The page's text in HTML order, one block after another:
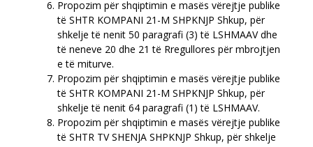
Propozim për shqiptimin e masës vërejtje publike
të SHTR KOMPANI 21-М SHPKNJP Shkup, për
shkelje të nenit 50 paragrafi (3) të LSHMAAV dhe
të neneve 20 dhe 21 të Rregullores për mbrojtjen
e të miturve.
Propozim për shqiptimin e masës vërejtje publike
të SHTR KOMPANI 21-М SHPKNJP Shkup, për
shkelje të nenit 64 paragrafi (1) të LSHMAAV.
Propozim për shqiptimin e masës vërejtje publike
të SHTR TV SHENJA SHPKNJP Shkup, për shkelje